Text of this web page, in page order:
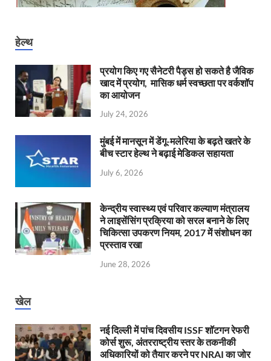
हेल्थ
प्रयोग किए गए सैनेटरी पैड्स हो सकते है जैविक
खाद में प्रयोग, मासिक धर्म स्वच्छता पर वर्कशॉप
का आयोजन
July 24, 2026
मुंबई में मानसून में डेंगू-मलेरिया के बढ़ते खतरे के
बीच स्टार हेल्थ ने बढ़ाई मेडिकल सहायता
July 6, 2026
केन्‍द्रीय स्वास्थ्य एवं परिवार कल्याण मंत्रालय
ने लाइसेंसिंग प्रक्रिया को सरल बनाने के लिए
चिकित्सा उपकरण नियम, 2017 में संशोधन का
प्रस्ताव रखा
June 28, 2026
खेल
नई दिल्ली में पांच दिवसीय ISSF शॉटगन रेफरी
कोर्स शुरू, अंतरराष्ट्रीय स्तर के तकनीकी
अधिकारियों को तैयार करने पर NRAI का जोर